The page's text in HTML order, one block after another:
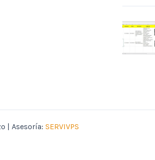
| Asesoría: SERVIVPS